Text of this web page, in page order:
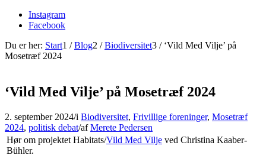
Instagram
Facebook
Du er her: Start1 / Blog2 / Biodiversitet3 / ‘Vild Med Vilje’ på
Mosetræf 2024
‘Vild Med Vilje’ på Mosetræf 2024
2. september 2024/i Biodiversitet, Frivillige foreninger, Mosetræf
2024, politisk debat/afMerete Pedersen
Hør om projektet Habitats/Vild Med Vilje ved Christina Kaaber-
Bühler.